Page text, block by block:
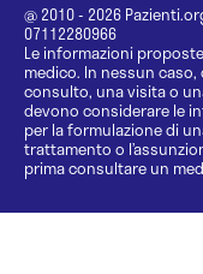
@ 2010 - 2026
07112280966
Le informazioni
medico. In nessun
consulto, una visita o
devono considerare le
per la formulazione di
trattamento o
prima consultare un